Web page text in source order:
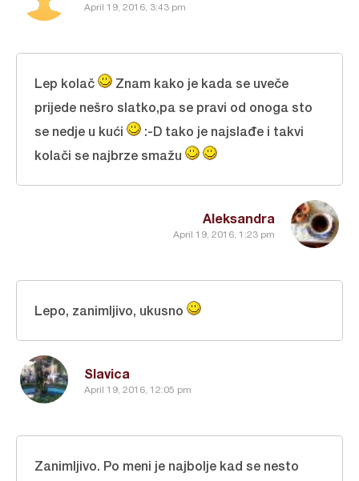
April 19, 2016, 3:43 pm
Aleksandra
April 19, 2016, 1:23 pm
Lep kolač
Znam kako je kada se uveče
prijede nešro slatko,pa se pravi od onoga sto
se nedje u kući
:-D tako je najslađe i takvi
kolači se najbrze smažu
Slavica
April 19, 2016, 12:05 pm
Lepo, zanimljivo, ukusno
Zanimljivo. Po meni je najbolje kad se nesto